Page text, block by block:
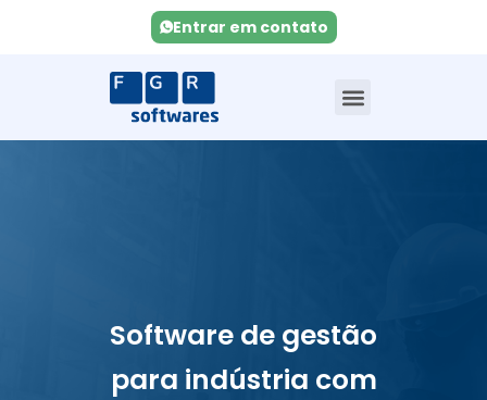
Entrar em contato
Software de gestão
para indústria com